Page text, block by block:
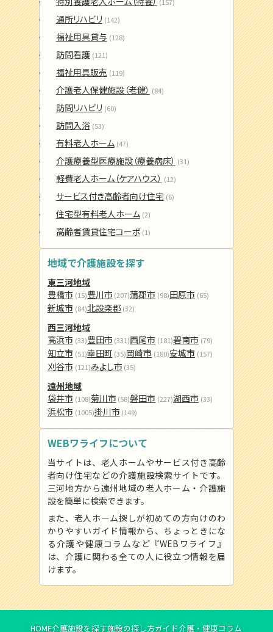
通所リハビリ (142)
福祉用具貸与 (128)
訪問看護 (121)
福祉用具販売 (119)
介護老人保健施設（老健） (84)
訪問リハビリ (60)
訪問入浴 (53)
有料老人ホーム (47)
介護療養型医療施設（療養病床） (31)
軽費老人ホーム（ケアハウス） (12)
サービス付き高齢者向け住宅 (6)
住宅型有料老人ホーム (2)
高齢者賃貸住宅コーポ (1)
地域で介護施設を探す
東三河地域
豊橋市 (15)豊川市 (207)蒲郡市 (98)田原市 (65)
新城市 (84)北設楽郡 (32)
西三河地域
高浜市 (33)豊田市 (331)西尾市 (181)碧南市 (79)
知立市 (51)幸田町 (35)岡崎市 (180)安城市 (157)
刈谷市 (121)みよし市 (35)
遠州地域
袋井市 (108)菊川市 (58)磐田市 (227)湖西市 (33)
浜松市 (1005)掛川市 (149)
WEBワライフについて
当サイトは、老人ホームやサービス付き高齢
者向け住宅などの介護施設検索サイトです。
三河地方から遠州地域の老人ホーム・介護施
設を簡単に検索できます。
また、老人ホーム探しが初めての方向けのわ
かりやすいガイド情報から、ちょっときにな
る介護や健康コラムなど『WEBワライフ』
は、介護に関わる全ての人に役立つ情報を届
けます。
HOME介護施設を探す施設の探し方ガイド介護・健康コラム